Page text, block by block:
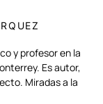
y profesor en la
Es autor,
Miradas a la